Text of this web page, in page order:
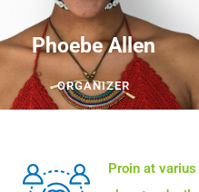
Phoebe Allen
ORGANIZER
Proin at